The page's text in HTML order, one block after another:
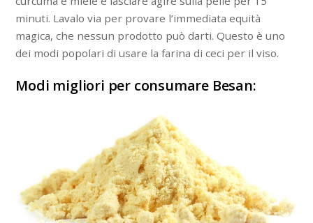
minuti. Lavalo via per provare l’immediata equità
magica, che nessun prodotto può darti. Questo è uno
dei modi popolari di usare la farina di ceci per il viso.
Modi migliori per consumare Besan: